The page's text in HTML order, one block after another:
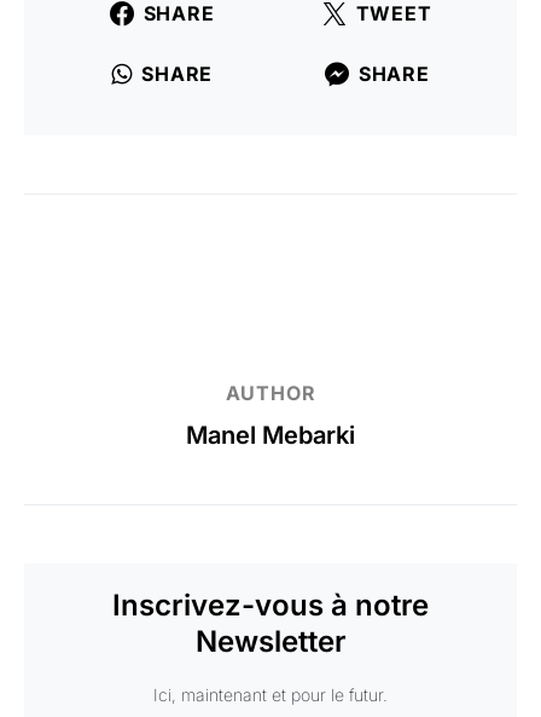
SHARE TWEET
SHARE SHARE
AUTHOR
Manel Mebarki
Inscrivez-vous à notre
Newsletter
Ici, maintenant et pour le futur.